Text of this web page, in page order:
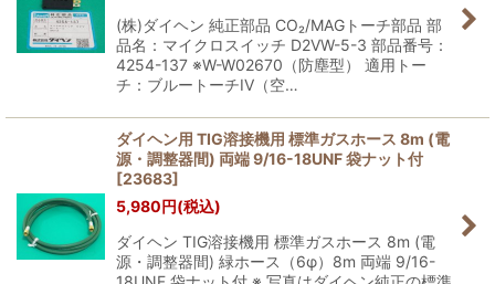
(株)ダイヘン 純正部品 CO₂/MAGトーチ部品 部
品名：マイクロスイッチ D2VW-5-3 部品番号：
4254-137 ※W-W02670（防塵型） 適用トー
チ：ブルートーチIV（空…
ダイヘン用 TIG溶接機用 標準ガスホース 8m (電
源・調整器間) 両端 9/16-18UNF 袋ナット付
[23683]
5,980円(税込)
ダイヘン TIG溶接機用 標準ガスホース 8m (電
源・調整器間) 緑ホース（6φ）8m 両端 9/16-